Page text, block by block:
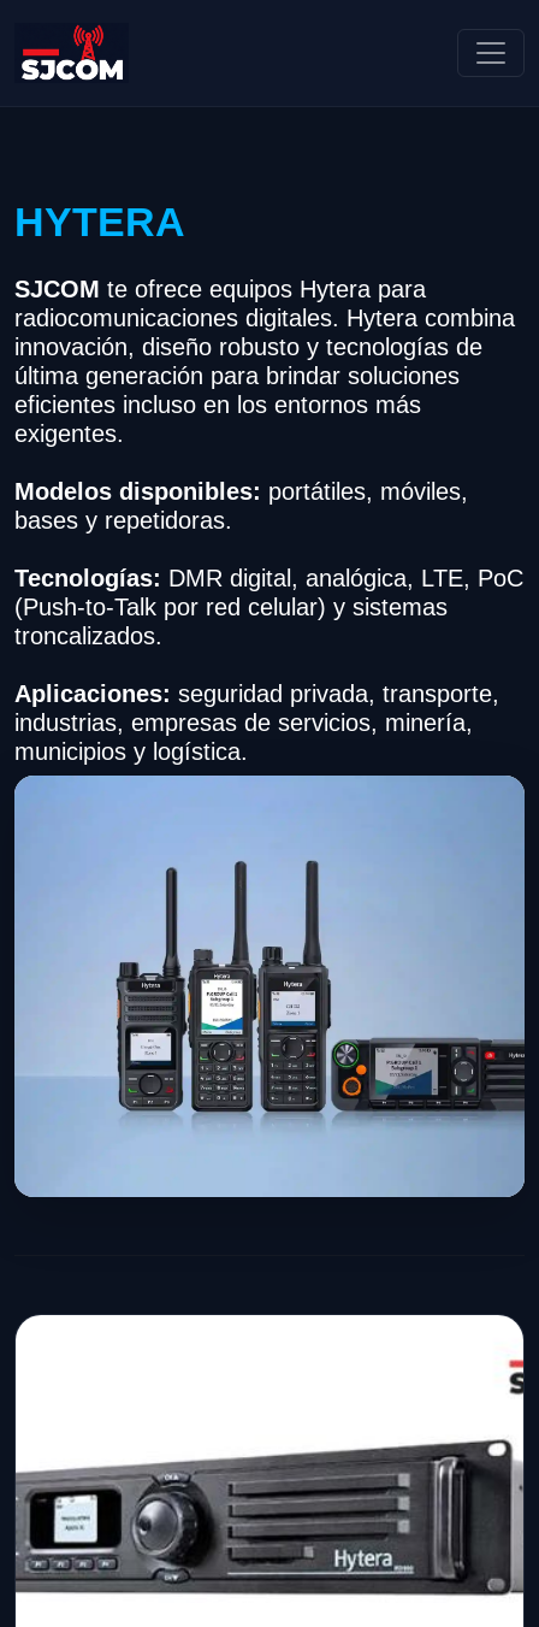
HYTERA
SJCOM te ofrece equipos Hytera para
radiocomunicaciones digitales. Hytera combina
innovación, diseño robusto y tecnologías de
última generación para brindar soluciones
eficientes incluso en los entornos más
exigentes.
Modelos disponibles: portátiles, móviles,
bases y repetidoras.
Tecnologías: DMR digital, analógica, LTE, PoC
(Push-to-Talk por red celular) y sistemas
troncalizados.
Aplicaciones: seguridad privada, transporte,
industrias, empresas de servicios, minería,
municipios y logística.